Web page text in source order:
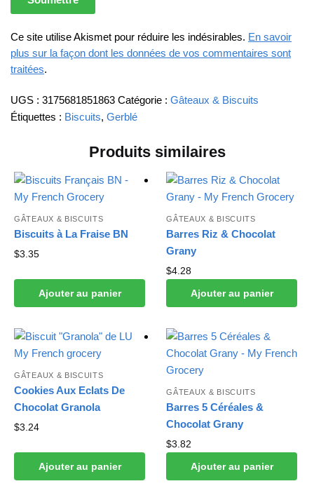
Ce site utilise Akismet pour réduire les indésirables. En savoir
plus sur la façon dont les données de vos commentaires sont
traitées.
UGS : 3175681851863 Catégorie : Gâteaux & Biscuits
Étiquettes : Biscuits, Gerblé
Produits similaires
GÂTEAUX & BISCUITS
Biscuits à La Fraise BN
$3.35
Ajouter au panier
GÂTEAUX & BISCUITS
Barres Riz & Chocolat
Grany
$4.28
Ajouter au panier
GÂTEAUX & BISCUITS
Cookies Aux Eclats De
Chocolat Granola
$3.24
Ajouter au panier
GÂTEAUX & BISCUITS
Barres 5 Céréales &
Chocolat Grany
$3.82
Ajouter au panier